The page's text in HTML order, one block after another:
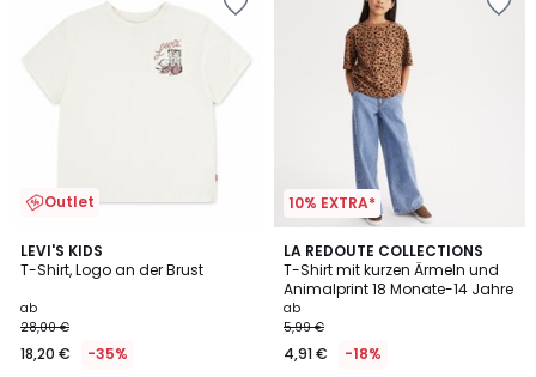
Outlet
LEVI'S KIDS
T-Shirt, Logo an der Brust
ab
28,00 €
18,20 € -35%
5
/
10% EXTRA*
LA REDOUTE COLLECTIONS
T-Shirt mit kurzen Ärmeln und
Animalprint 18 Monate-14 Jahre
ab
5,99 €
4,91 € -18%
4,9
/ 5